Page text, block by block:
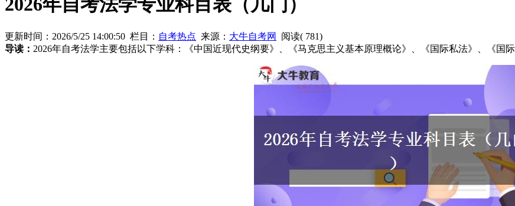
2026年自考法学专业科目表（几门）
更新时间：2026/5/25 14:00:50 栏目： 自考热点 来源： 大牛自考网 阅读( 781)
导读： 2026年自考法学主要包括以下学科：《中国近现代史纲要》、《马克思主义基本原理概论》、《国际私法》、《国